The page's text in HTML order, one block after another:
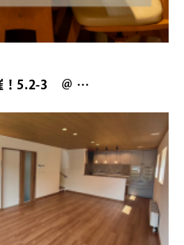
！5.2-3 ＠ …